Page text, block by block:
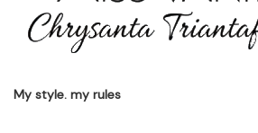
My style. my rules